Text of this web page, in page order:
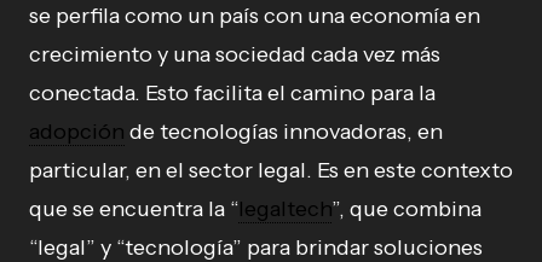
se perfila como un país con una economía en
crecimiento y una sociedad cada vez más
conectada. Esto facilita el camino para la
adopción de tecnologías innovadoras, en
particular, en el sector legal. Es en este contexto
que se encuentra la “legaltech”, que combina
“legal” y “tecnología” para brindar soluciones